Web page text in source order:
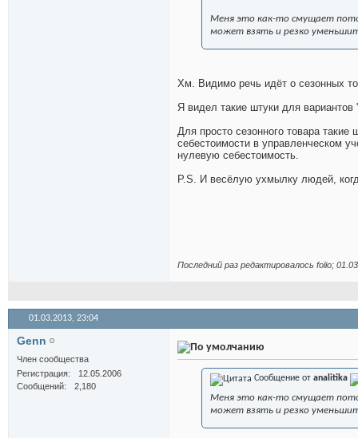
Меня это как-то смущает
может взять и резко
Хм. Видимо речь идёт о сезонных
Я видел такие штуки для вариантов
Для просто сезонного товара
себестоимости в управленческом
нулевую себестоимость.
P.S. И весёлую ухмылку людей,
Последний раз редактировалось folio;
01.03.2013, 23:04
Genn
Член сообщества
Регистрация
12.05.2006
Сообщений
2,180
Сообщение от analitika
Меня это как-то смущает
может взять и резко